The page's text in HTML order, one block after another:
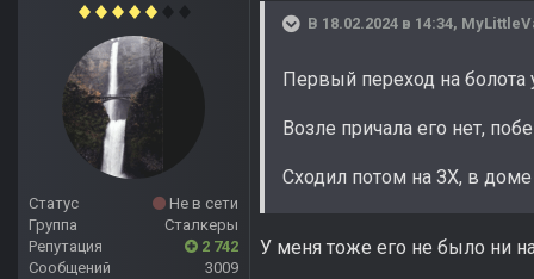
Статус
Не в сети
Группа
Сталкеры
Репутация
2 742
Сообщений
3009
В 18.02.2024 в 14:34,
Первый переход на
Возле причала его нет,
Сходил потом на ЗХ, в доме
У меня тоже его не было ни